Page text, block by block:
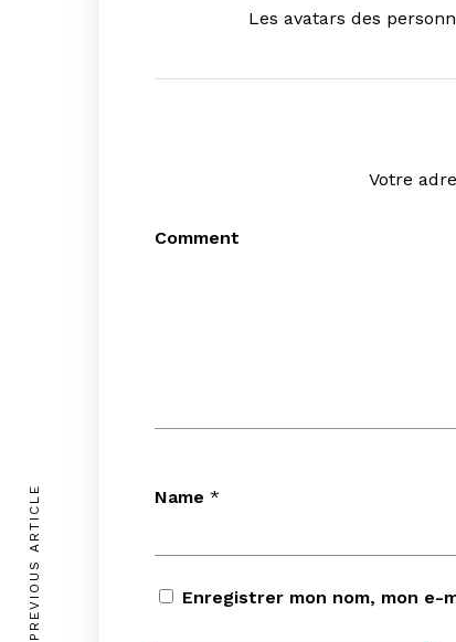
Les avatars des
Votre
Comment
Name *
Enregistrer mon nom, mon e-
PREVIOUS ARTICLE